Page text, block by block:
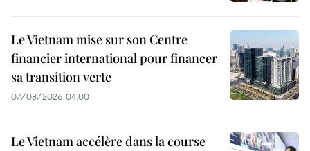
Le Vietnam mise sur son Centre
financier international pour financer
sa transition verte
07/08/2026 04:00
Le Vietnam accélère dans la course